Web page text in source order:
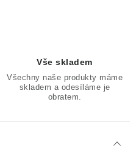
Vše skladem
Všechny naše produkty máme
skladem a odesíláme je
obratem.